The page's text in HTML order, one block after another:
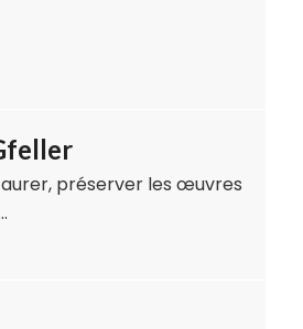
préserver les œuvres